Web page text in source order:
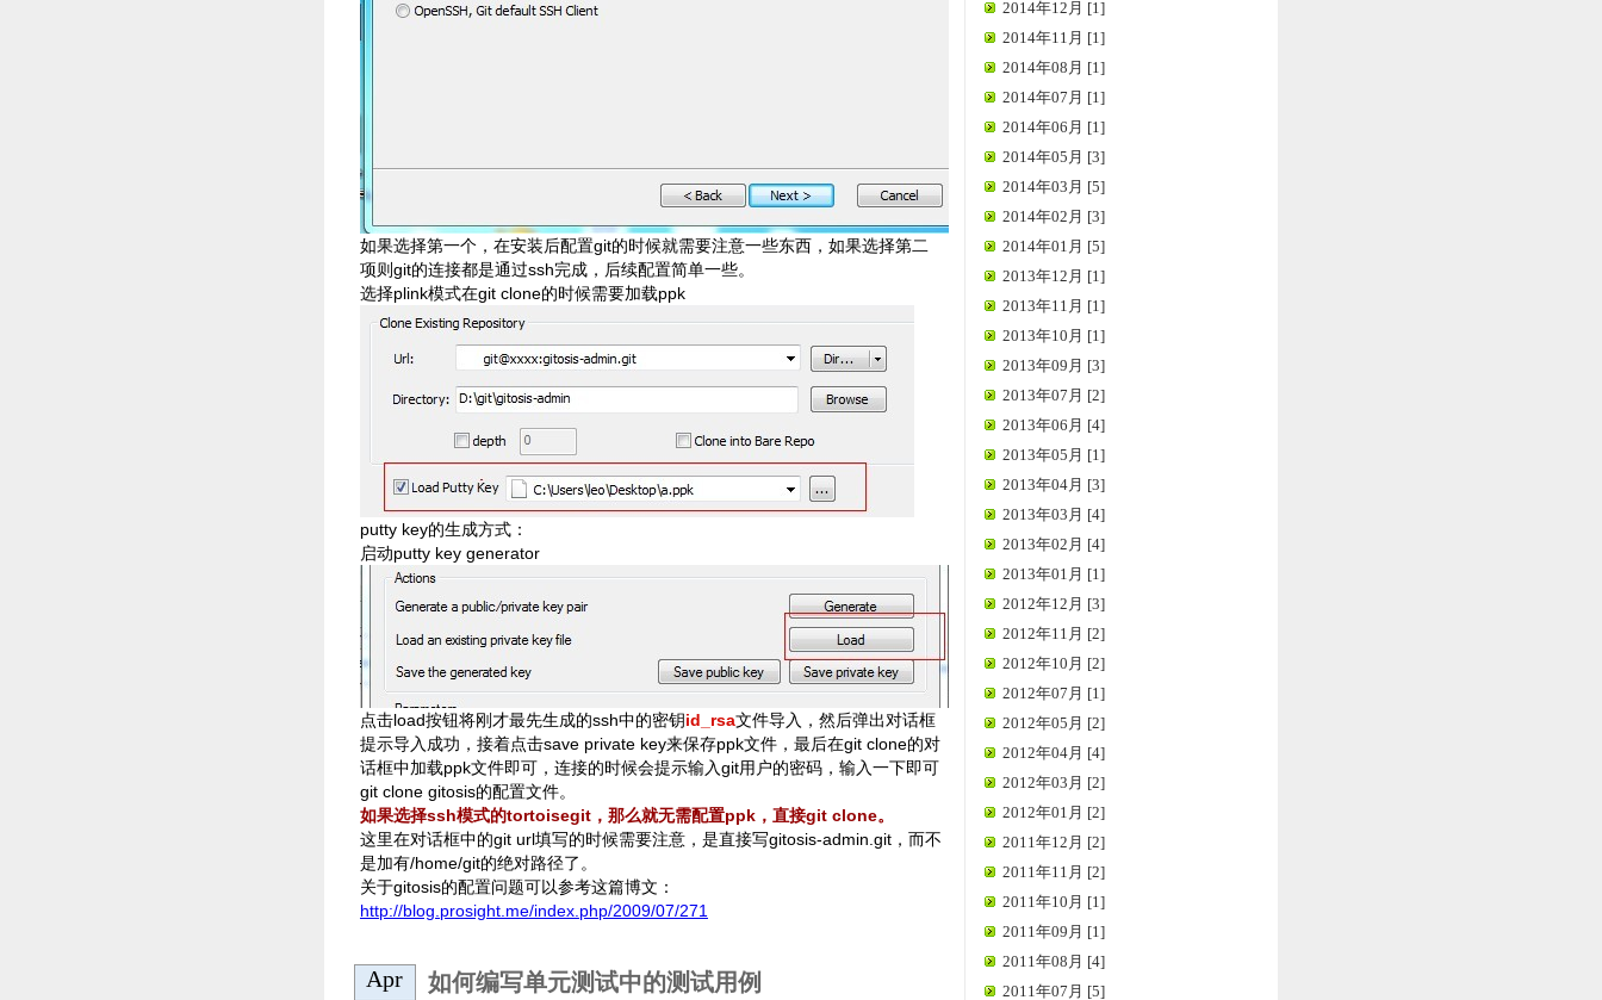
如果选择第一个，在安装后配置git的时候就需要注意一些东西，如果选择第二
项则git的连接都是通过ssh完成，后续配置简单一些。
选择plink模式在git clone的时候需要加载ppk
putty key的生成方式：
启动putty key generator
点击load按钮将刚才最先生成的ssh中的密钥id_rsa文件导入，然后弹出对话框
提示导入成功，接着点击save private key来保存ppk文件，最后在git clone的对
话框中加载ppk文件即可，连接的时候会提示输入git用户的密码，输入一下即可
git clone gitosis的配置文件。
如果选择ssh模式的tortoisegit，那么就无需配置ppk，直接git clone。
这里在对话框中的git url填写的时候需要注意，是直接写gitosis-admin.git，而不
是加有/home/git的绝对路径了。
关于gitosis的配置问题可以参考这篇博文：
http://blog.prosight.me/index.php/2009/07/271
Apr 如何编写单元测试中的测试用例
2014年12月 [1]
2014年11月 [1]
2014年08月 [1]
2014年07月 [1]
2014年06月 [1]
2014年05月 [3]
2014年03月 [5]
2014年02月 [3]
2014年01月 [5]
2013年12月 [1]
2013年11月 [1]
2013年10月 [1]
2013年09月 [3]
2013年07月 [2]
2013年06月 [4]
2013年05月 [1]
2013年04月 [3]
2013年03月 [4]
2013年02月 [4]
2013年01月 [1]
2012年12月 [3]
2012年11月 [2]
2012年10月 [2]
2012年07月 [1]
2012年05月 [2]
2012年04月 [4]
2012年03月 [2]
2012年01月 [2]
2011年12月 [2]
2011年11月 [2]
2011年10月 [1]
2011年09月 [1]
2011年08月 [4]
2011年07月 [5]